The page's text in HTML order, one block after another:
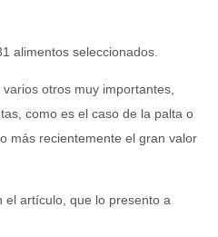
alimentos seleccionados.
otros muy importantes,
como es el caso de la palta o
más recientemente el gran valor
el artículo, que lo presento a